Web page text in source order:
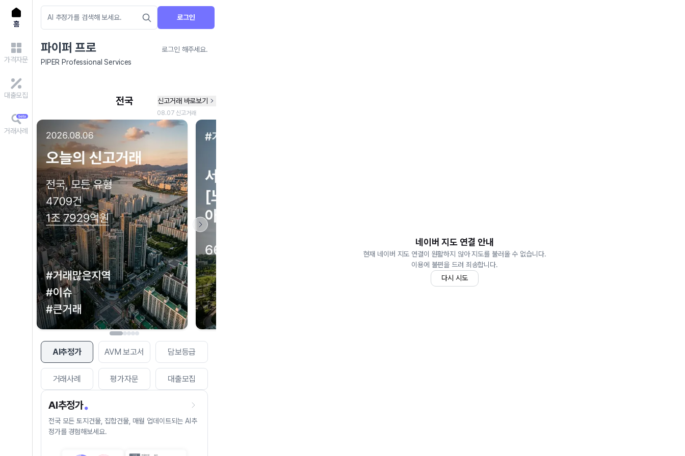
홈
가격자문
대출모집
거래사례
로그인
파이퍼 프로
로그인 해주세요.
PIPER Professional Services
AI추정가 AVM 보고서 담보등급
거래사례 평가자문 대출모집
AI추정가
전국 모든 토지건물, 집합건물, 매월 업데이트되는 AI추
정가를 경험해보세요.
네이버 지도 연결 안내
현재 네이버 지도 연결이 원활하지 않아 지도를 불러올 수 없습니다.
이용에 불편을 드려 죄송합니다.
다시 시도